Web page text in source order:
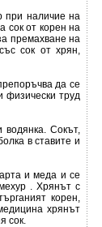
при наличие на
сок от корен на
премахване на
сок от хрян,
да се
физически труд
водянка. Сокът,
в ставите и
и меда и се
. Хрянът с
корен,
хрянът
сок.